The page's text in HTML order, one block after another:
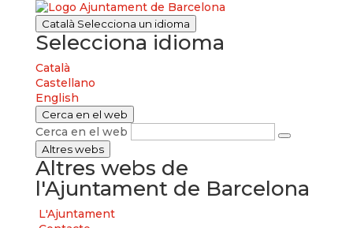
Català Selecciona un idioma
Selecciona idioma
Català
Castellano
English
Cerca en el web
Cerca en el web
Altres webs
Altres webs de
l'Ajuntament de Barcelona
L'Ajuntament